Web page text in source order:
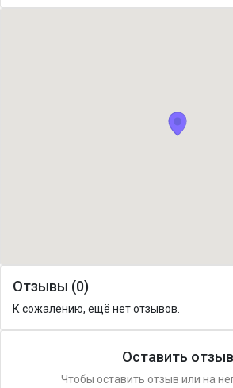
Отзывы (0)
К сожалению, ещё нет отзывов.
Оставить отзыв
Чтобы оставить отзыв или на